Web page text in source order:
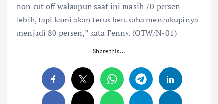
non cut off walaupun saat ini masih 70 persen
lebih, tapi kami akan terus berusaha mencukupinya
menjadi 80 persen,” kata Fenny. (OTW/N-01)
Share this…